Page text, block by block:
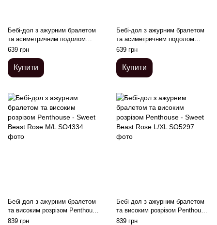
Бебі-дол з ажурним бралетом
та асиметричним подолом
Penthouse - Naughty Doll Blue
M/L
639 грн
Купити
Бебі-дол з ажурним бралетом
та асиметричним подолом
Penthouse - Naughty Doll White
S/M
639 грн
Купити
Бебі-дол з ажурним бралетом
та високим розрізом Penthouse
- Sweet Beast Rose M/L
839 грн
Бебі-дол з ажурним бралетом
та високим розрізом Penthouse
- Sweet Beast Rose L/XL
839 грн